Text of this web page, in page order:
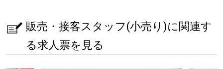
販売・接客スタッフ(小売り)に関連す
る求人票を見る